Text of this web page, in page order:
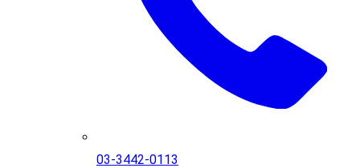
03-3442-0113